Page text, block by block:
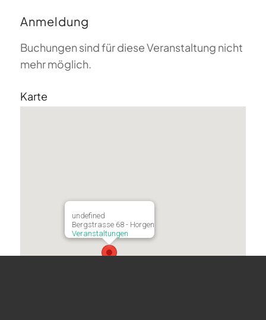
Anmeldung
Buchungen sind für diese Veranstaltung nicht
mehr möglich.
Karte
undefined
Bergstrasse 68 - Horgen
Veranstaltungen